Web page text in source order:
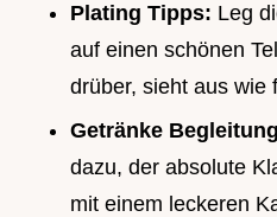
Plating Tipps: Leg
auf einen schönen
drüber, sieht aus wie
Getränke
dazu, der absolute
mit einem leckeren